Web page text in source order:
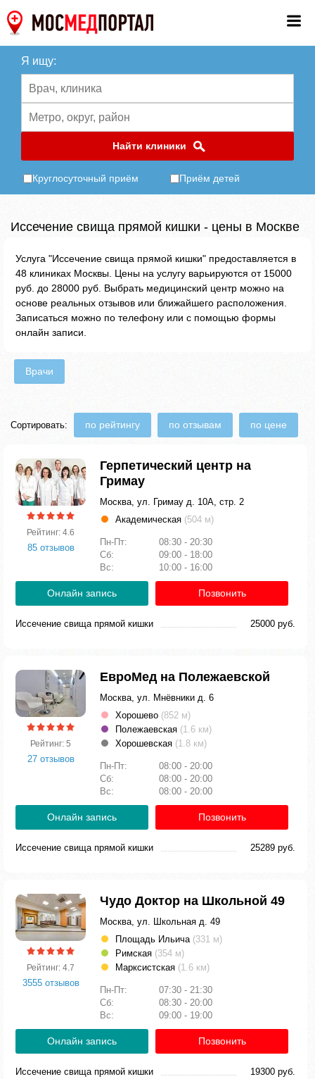
Я ищу:
Найти клиники
Круглосуточный приём Приём детей
Иссечение свища прямой кишки - цены в Москве
Услуга "Иссечение свища прямой кишки" предоставляется в
48 клиниках Москвы. Цены на услугу варьируются от 15000
руб. до 28000 руб. Выбрать медицинский центр можно на
основе реальных отзывов или ближайшего расположения.
Записаться можно по телефону или с помощью формы
онлайн записи.
Врачи
Сортировать: по рейтингу по отзывам по цене
Рейтинг: 4.6
85 отзывов
Герпетический центр на
Гримау
Москва, ул. Гримау д. 10А, стр. 2
Академическая (504 м)
Пн-Пт:
08:30 - 20:30
Сб:
09:00 - 18:00
Вс:
10:00 - 16:00
Онлайн запись Позвонить
Иссечение свища прямой кишки 25000 руб.
Рейтинг: 5
27 отзывов
ЕвроМед на Полежаевской
Москва, ул. Мнёвники д. 6
Хорошево (852 м)
Полежаевская (1.6 км)
Хорошевская (1.8 км)
Пн-Пт:
08:00 - 20:00
Сб:
08:00 - 20:00
Вс:
08:00 - 20:00
Онлайн запись Позвонить
Иссечение свища прямой кишки 25289 руб.
Рейтинг: 4.7
3555 отзывов
Чудо Доктор на Школьной 49
Москва, ул. Школьная д. 49
Площадь Ильича (331 м)
Римская (354 м)
Марксистская (1.6 км)
Пн-Пт:
07:30 - 21:30
Сб:
08:30 - 20:00
Вс:
09:00 - 19:00
Онлайн запись Позвонить
Иссечение свища прямой кишки 19300 руб.